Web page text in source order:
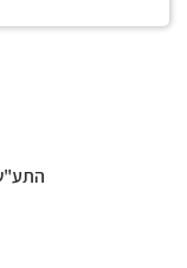
התע"ש